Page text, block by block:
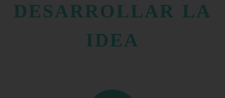
DESARROLLAR LA
IDEA